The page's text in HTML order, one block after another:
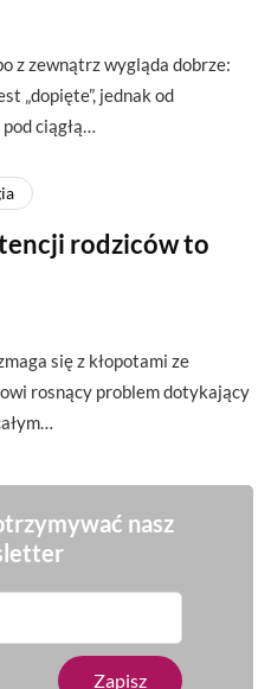
z zewnątrz wygląda dobrze:
„dopięte”, jednak od
ciągłą…
rodziców to
się z kłopotami ze
rosnący problem dotykający
nasz